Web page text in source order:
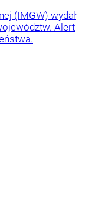
(IMGW) wydał
Alert